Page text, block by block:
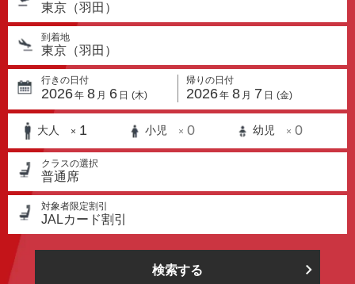
東京（羽田）
到着地
東京（羽田）
行きの日付
2026年 8 月 6 日 (木)
帰りの日付
2026年 8 月 7 日 (金)
大人 × 1 小児 × 0 幼児 × 0
クラスの選択
普通席
対象者限定割引
JALカード割引
検索する